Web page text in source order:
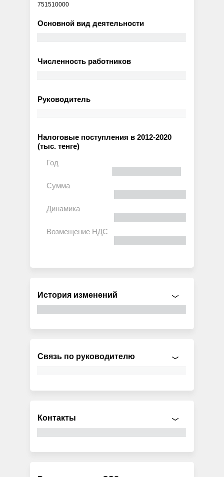
751510000
Основной вид деятельности
Численность работников
Руководитель
Налоговые поступления в 2012-2020
(тыс. тенге)
История изменений
Связь по руководителю
Контакты